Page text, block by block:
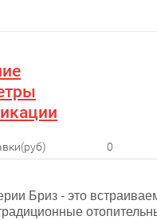
0
Бриз - это